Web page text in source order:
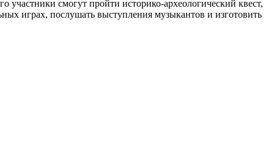
участники смогут пройти историко-археологический квест,
играх, послушать выступления музыкантов и изготовить